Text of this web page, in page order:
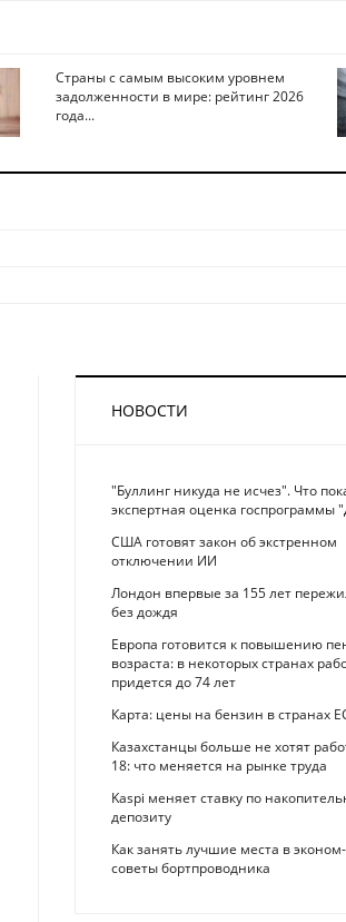
Страны с самым высоким уровнем
задолженности в мире: рейтинг 2026
года...
НОВОСТИ
"Буллинг никуда не исчез". Что
экспертная оценка госпрограммы
США готовят закон об экстренном
отключении ИИ
Лондон впервые за 155 лет
без дождя
Европа готовится к повышению
возраста: в некоторых странах
придется до 74 лет
Карта: цены на бензин в странах
Казахстанцы больше не хотят
18: что меняется на рынке труда
Kaspi меняет ставку по
депозиту
Как занять лучшие места в
советы бортпроводника